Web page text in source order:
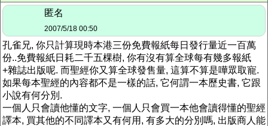
匿名
2007/5/18 00:50
孔雀兄, 你只計算現時本港三份免費報紙每日發行量近一百萬
份..免費報紙日耗二千五棵樹, 你有沒有算全球每有幾多報紙
+雜誌出版呢. 而聖經你又算全球發售量, 這算不算是嘩眾取寵.
如果每本聖經的內容都不是一樣的話, 它何謂一本歷史書, 它跟
小說有何分別.
一個人只會讀他懂的文字, 一個人只會買一本他會讀得懂的聖經
譯本, 買其他的不同譯本又有何用, 有多大的分別嗎, 出版商人能